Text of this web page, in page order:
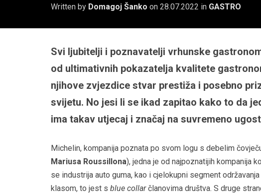
Written by Domagoj Šanko on 28.07.2022 in GASTRO
Svi ljubitelji i poznavatelji vrhunske
od ultimativnih pokazatelja kvalitete
njihove zvjezdice stvar prestiža i posebno
svijetu. No jesi li se ikad zapitao kako to da
ima takav utjecaj i značaj na suvremeno
Michelin, kompanija poznata po svom logu s debelim
Mariusa Roussillona), jedna je od najpoznatijih kompanija
se industrija auto guma, kao i cjelokupni segment održavanja
klasom, to jest s blue collarčlanovima društva. S druge